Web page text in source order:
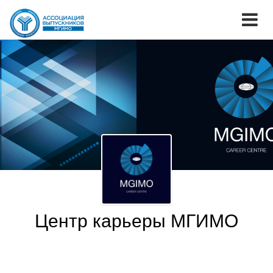
Центр карьеры МГИМО